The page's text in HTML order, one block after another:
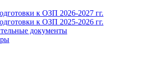
к ОЗП 2026-2027 гг.
к ОЗП 2025-2026 гг.
документы